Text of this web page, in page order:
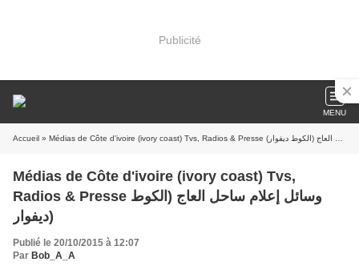
Publicité
MENU
Accueil » Médias de Côte d'ivoire (ivory coast) Tvs, Radios & Presse وسائل إعلام ساحل العاج (الكوط ديفوار)
Médias de Côte d'ivoire (ivory coast) Tvs,
Radios & Presse وسائل إعلام ساحل العاج (الكوط
ديفوار)
Publié le 20/10/2015 à 12:07
Par Bob_A_A